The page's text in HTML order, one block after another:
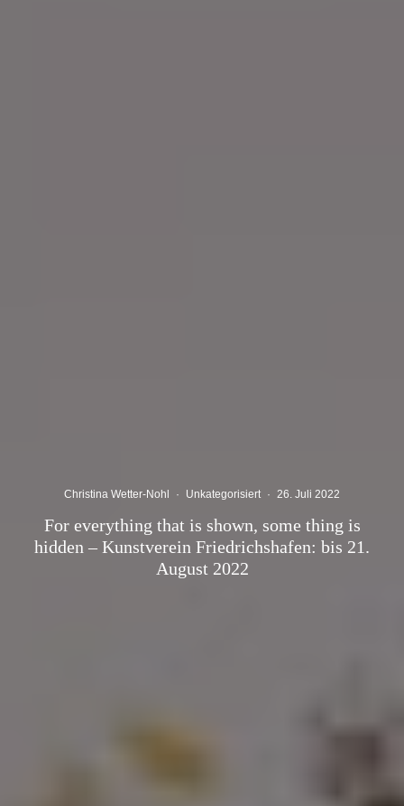
Christina Wetter-Nohl · Unkategorisiert · 26. Juli 2022
For everything that is shown, some thing is
hidden – Kunstverein Friedrichshafen: bis 21.
August 2022